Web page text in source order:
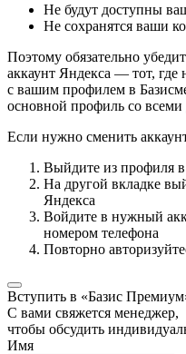
Не будут доступны
Не сохранятся ваши
Поэтому обязательно
аккаунт Яндекса — тот, где
с вашим профилем в
основной профиль со
Если нужно сменить
Выйдите из профиля в
На другой вкладке
Яндекса
Войдите в нужный
номером телефона
Повторно
Вступить в «Базис
С вами свяжется менеджер,
чтобы обсудить
Имя